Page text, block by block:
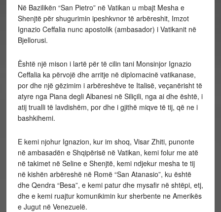
Në Bazilikën “San Pietro” në Vatikan u mbajt Mesha e
Shenjtë për shugurimin ipeshkvnor të arbëreshit, Imzot
Ignazio Ceffalia nunc apostolik (ambasador) i Vatikanit në
Bjellorusi.
Është një mison i lartë për të cilin tani Monsinjor Ignazio
Ceffalia ka përvojë dhe arritje në diplomacinë vatikanase,
por dhe një gëzimim i arbëreshëve te Italisë, veçanërisht të
atyre nga Piana degli Albanesi në Siliçili, nga ai dhe është, i
atij trualli të lavdishëm, por dhe i gjithë miqve të tij, që ne i
bashkihemi.
E kemi njohur Ignazion, kur im shoq, Visar Zhiti, punonte
në ambasadën e Shqipërisë në Vatikan, kemi folur me atë
në takimet në Seline e Shenjtë, kemi ndjekur mesha te tij
në kishën arbëreshë në Romë “San Atanasio”, ku është
dhe Qendra “Besa”, e kemi patur dhe mysafir në shtëpi, etj,
dhe e kemi ruajtur komunikimin kur sherbente ne Amerikës
e Jugut në Venezuelë.